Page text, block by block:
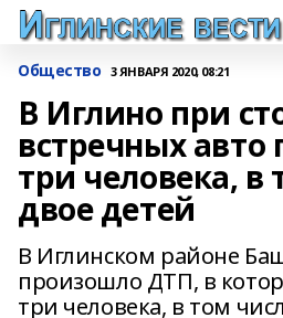
Общество 3 ЯНВАРЯ 2020, 08:21
В Иглино при
встречных авто
три человека, в
двое детей
В Иглинском районе
произошло ДТП, в
три человека, в том